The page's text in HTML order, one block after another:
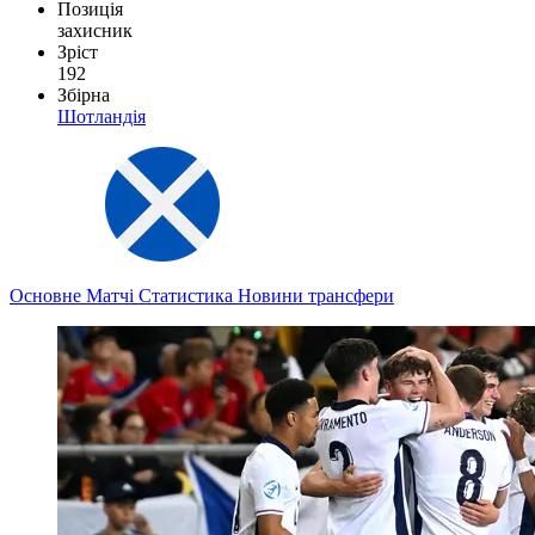
Позиція
захисник
Зріст
192
Збірна
Шотландія
Основне Матчі Статистика Новини трансфери